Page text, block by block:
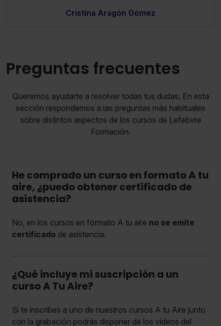
Cristina Aragón Gómez
Preguntas frecuentes
Queremos ayudarte a resolver todas tus dudas. En esta
sección respondemos a las preguntas más habituales
sobre distintos aspectos de los cursos de Lefebvre
Formación.
He comprado un curso en formato A tu
aire, ¿puedo obtener certificado de
asistencia?
No, en los cursos en formato A tu aire no se emite
certificado de asistencia.
¿Qué incluye mi suscripción a un
curso A Tu Aire?
Si te inscribes a uno de nuestros cursos A tu Aire junto
con la grabación podrás disponer de los vídeos del